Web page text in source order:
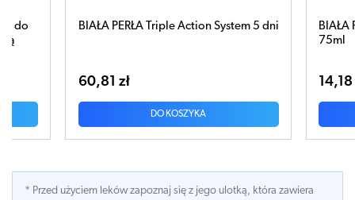
do
BIAŁA PERŁA Triple Action System 5 dni
60,81 zł
DO KOSZYKA
BIAŁA
75ml
14,18
* Przed użyciem leków zapoznaj się z jego ulotką, która zawiera